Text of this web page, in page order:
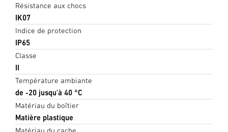
Résistance aux chocs
IK07
Indice de protection
IP65
Classe
II
Température ambiante
de -20 jusqu'à 40 °C
Matériau du boîtier
Matière plastique
Matériau du cache